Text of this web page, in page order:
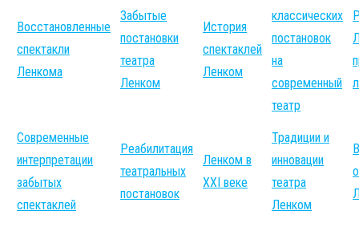
Восстановленные
спектакли
Ленкома
Забытые
постановки
театра
Ленком
История
спектаклей
Ленком
классических
постановок
на
современный
театр
Современные
интерпретации
забытых
спектаклей
Реабилитация
театральных
постановок
Ленком в
XXI веке
Традиции и
инновации
театра
Ленком